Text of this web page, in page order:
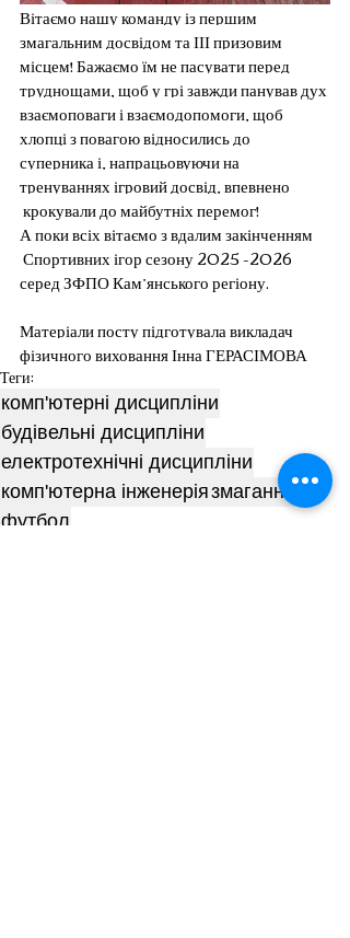
Вітаємо нашу команду із першим
змагальним досвідом та ІІІ призовим
місцем! Бажаємо їм не пасувати перед
труднощами, щоб у грі завжди панував дух
взаємоповаги і взаємодопомоги, щоб
хлопці з повагою відносились до
суперника і, напрацьовуючи на
тренуваннях ігровий досвід, впевнено
крокували до майбутніх перемог!
А поки всіх вітаємо з вдалим закінченням
Спортивних ігор сезону 2025 -2026
серед ЗФПО Кам’янського регіону.
Матеріали посту підготувала викладач
фізичного виховання Інна ГЕРАСІМОВА
Теги:
комп'ютерні дисципліни
будівельні дисципліни
електротехнічні дисципліни
комп'ютерна інженеріязмагання
футбол